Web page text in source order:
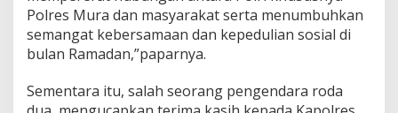
Polres Mura dan masyarakat serta menumbuhkan
semangat kebersamaan dan kepedulian sosial di
bulan Ramadan,”paparnya.
Sementara itu, salah seorang pengendara roda